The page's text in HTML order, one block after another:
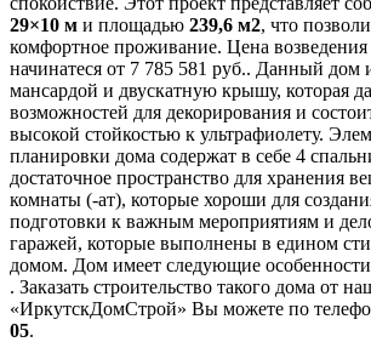
29×10 м и площадью 239,6 м2, что
комфортное проживание. Цена возведения
начинатеся от 7 785 581 руб.. Данный дом
мансардой и двускатную крышу, которая
возможностей для декорирования и
высокой стойкостью к ультрафиолету.
планировки дома содержат в себе 4
достаточное пространство для хранения
комнаты (-ат), которые хороши для
подготовки к важным мероприятиям и
гаражей, которые выполнены в едином
домом. Дом имеет следующие
. Заказать строительство такого дома от
«ИркутскДомСтрой» Вы можете по
05.